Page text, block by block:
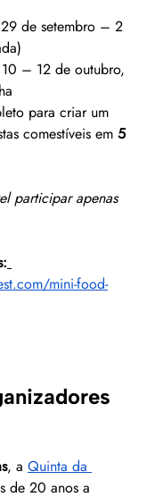
29 de setembro – 2
10 – 12 de outubro,
comestíveis em 5
participar apenas
mini-food-
, a Quinta da
de 20 anos a